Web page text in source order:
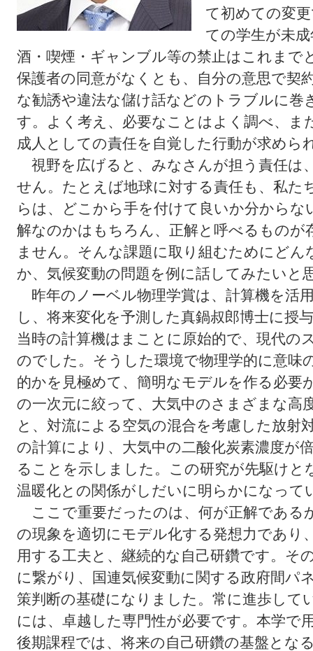
て初めての変
ての学生が未
酒・喫煙・ギャンブル等の禁止はこれまで
保護者の同意がなくとも、自分の意思で契
な勧誘や違法な儲け話などのトラブルに巻
す。よく考え、必要なことはよく調べ、ま
成人としての責任を自覚した行動が求めら
視野を広げると、みなさんが担う責任は
せん。たとえば地球に対する責任も、私た
らは、どこから手を付けて良いか分から
解なのかはもちろん、正解と呼べるもの
ません。そんな課題に取り組むためにど
か、気候変動の問題を例に話してみたいと
昨年のノーベル物理学賞は、計算機を活
し、将来変化を予測した真鍋叔郎博士に授
当時の計算機はまことに原始的で、現代の
のでした。そうした環境で物理学的に意味
的かを見極めて、簡明なモデルを作る必要
の一次元に絞って、大気中のさまざまな高
と、対流による空気の混合を考慮した放射
の計算により、大気中の二酸化炭素濃度が
ることを示しました。この研究が先駆けと
温暖化との関係がしだいに明らかになって
ここで重要だったのは、何が正解である
の現象を適切にモデル化する発想力であり
用する工夫と、継続的な自己研鑽です。そ
に繋がり、国連気候変動に関する政府間パ
策判断の基礎になりました。常に進歩して
には、卓越した専門性が必要です。本学で
後期課程では、将来の自己研鑽の基盤とな